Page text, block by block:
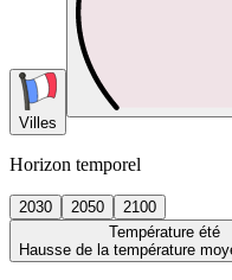
Villes
Horizon temporel
2030 2050
2100
Température été
Hausse de la température